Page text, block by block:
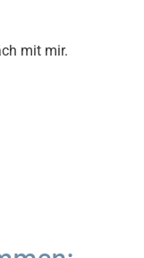
mit mir.